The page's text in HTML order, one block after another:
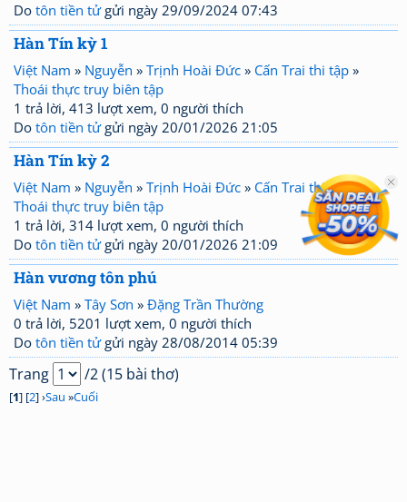
Do tôn tiền tửgửi ngày 29/09/2024 07:43
Hàn Tín kỳ 1
Việt Nam » Nguyễn » Trịnh Hoài Đức » Cấn Trai thi tập »
Thoái thực truy biên tập
1 trả lời, 413 lượt xem, 0 người thích
Do tôn tiền tửgửi ngày 20/01/2026 21:05
Hàn Tín kỳ 2
Việt Nam » Nguyễn » Trịnh Hoài Đức » Cấn Trai thi tập»
Thoái thực truy biên tập
1 trả lời, 314 lượt xem, 0 người thích
Do tôn tiền tửgửi ngày 20/01/2026 21:09
Hàn vương tôn phú
Việt Nam » Tây Sơn » Đặng Trần Thường
0 trả lời, 5201 lượt xem, 0 người thích
Do tôn tiền tửgửi ngày 28/08/2014 05:39
Trang /2 (15 bài thơ)
[1] [2] ›Sau »Cuối